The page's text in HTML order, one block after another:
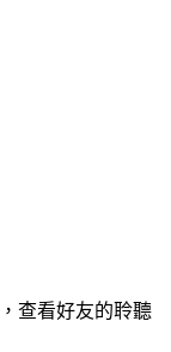
，查看好友的聆聽